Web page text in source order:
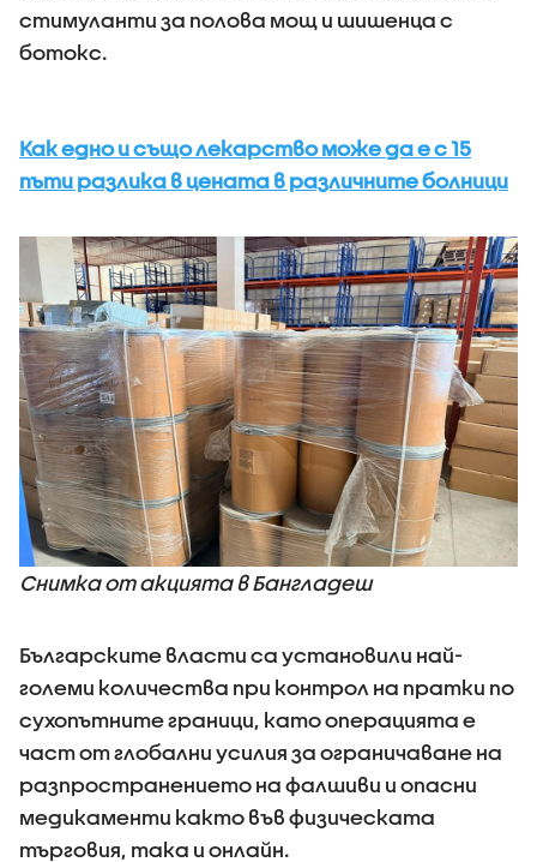
стимуланти за полова мощ и шишенца с
ботокс.
Как едно и също лекарство може да е с 15
пъти разлика в цената в различните болници
Снимка от акцията в Бангладеш
Българските власти са установили най-
големи количества при контрол на пратки по
сухопътните граници, като операцията е
част от глобални усилия за ограничаване на
разпространението на фалшиви и опасни
медикаменти както във физическата
търговия, така и онлайн.